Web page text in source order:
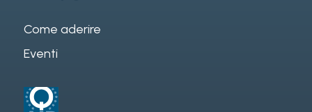
Come aderire
Eventi